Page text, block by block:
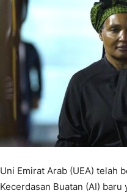
Uni Emirat Arab (UEA) telah
Kecerdasan Buatan (AI)